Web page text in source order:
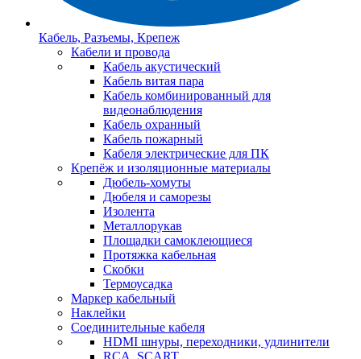
Кабель, Разъемы, Крепеж
Кабели и провода
Кабель акустический
Кабель витая пара
Кабель комбинированный для
видеонаблюдения
Кабель охранный
Кабель пожарный
Кабеля электрические для ПК
Крепёж и изоляционные материалы
Дюбель-хомуты
Дюбеля и саморезы
Изолента
Металлорукав
Площадки самоклеющиеся
Протяжка кабельная
Скобки
Термоусадка
Маркер кабельный
Наклейки
Соединительные кабеля
HDMI шнуры, переходники, удлинители
RCA, SCART